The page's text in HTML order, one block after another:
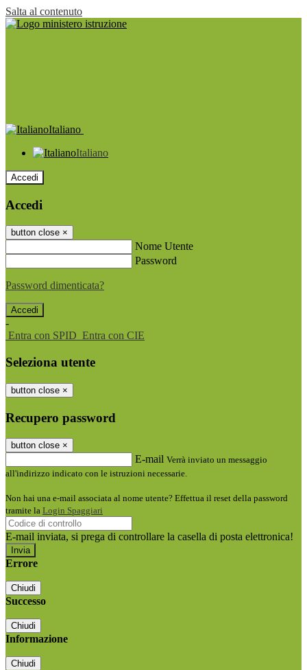
Salta al contenuto
Italiano
Italiano
Accedi
Accedi
button close ×
Nome Utente
Password
Password dimenticata?
-
Entra con SPID Entra con CIE
Seleziona utente
button close ×
Recupero password
button close ×
E-mail Verrà inviato un messaggio
all'indirizzo indicato con le istruzioni necessarie.
Non hai una e-mail associata al nome utente? Effettua il reset della password
tramite la Login Spaggiari
E-mail inviata, si prega di controllare la casella di posta elettronica!
Errore
Chiudi
Successo
Chiudi
Informazione
Chiudi